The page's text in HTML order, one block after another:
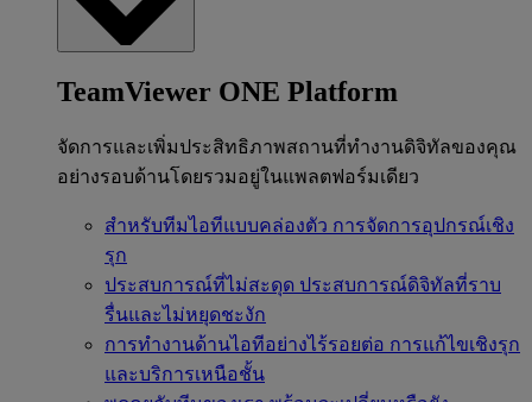
TeamViewer ONE Platform
จัดการและเพิ่มประสิทธิภาพสถานที่ทำงานดิจิทัลของคุณ
อย่างรอบด้านโดยรวมอยู่ในแพลตฟอร์มเดียว
สำหรับทีมไอทีแบบคล่องตัว การจัดการอุปกรณ์เชิง
รุก
ประสบการณ์ที่ไม่สะดุด ประสบการณ์ดิจิทัลที่ราบ
รื่นและไม่หยุดชะงัก
การทำงานด้านไอทีอย่างไร้รอยต่อ การแก้ไขเชิงรุก
และบริการเหนือชั้น